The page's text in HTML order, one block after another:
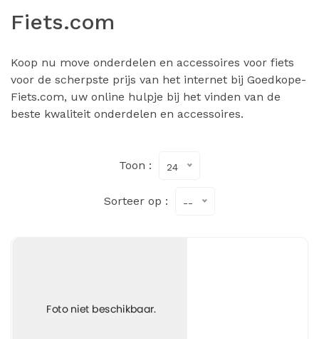
Fiets.com
Koop nu move onderdelen en accessoires voor fiets
voor de scherpste prijs van het internet bij Goedkope-
Fiets.com, uw online hulpje bij het vinden van de
beste kwaliteit onderdelen en accessoires.
Toon : 24
Sorteer op : --